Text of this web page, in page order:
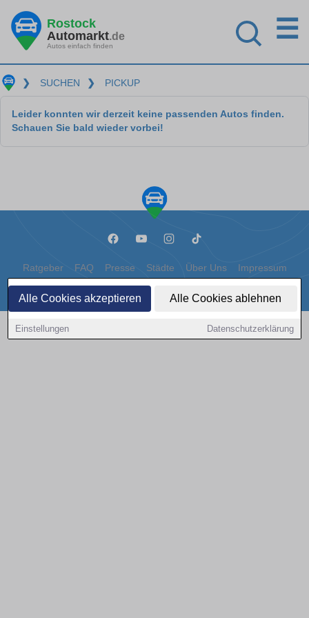
Alle Cookies akzeptieren Alle Cookies ablehnen
Einstellungen Datenschutzerklärung
Rostock
Automarkt.de
Autos einfach finden
☰
❯ SUCHEN ❯ PICKUP
Leider konnten wir derzeit keine passenden Autos finden.
Schauen Sie bald wieder vorbei!
Ratgeber FAQ Presse Städte Über Uns Impressum
Datenschutz Cookies
Copyright © 2000 - 2026 | 1A Infosysteme GmbH | Content by: 1a-sites-autos